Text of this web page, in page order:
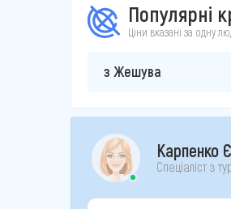
Популярні
Ціни вказані за одну
з Жешува
Карпенко
Спеціаліст з